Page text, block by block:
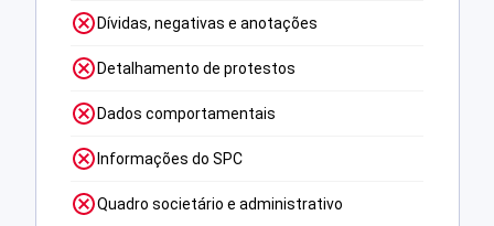
Dívidas, negativas e anotações
Detalhamento de protestos
Dados comportamentais
Informações do SPC
Quadro societário e administrativo